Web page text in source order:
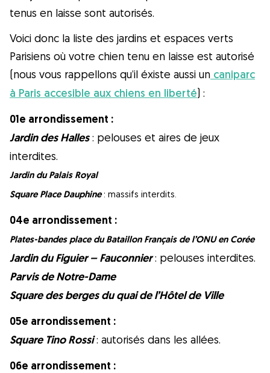
les réservations sont assorties d'une
couverture vétérinaire et d'une annulation
gratuite.
Découvrez Gudog
tenus en laisse sont autorisés.
Voici donc la liste des jardins et espaces verts
Parisiens où votre chien tenu en laisse est autorisé
(nous vous rappellons qu’il éxiste aussi un caniparc
à Paris accesible aux chiens en liberté) :
01e arrondissement :
Jardin des Halles: pelouses et aires de jeux
interdites.
Jardin du Palais Royal
Square Place Dauphine: massifs interdits.
04e arrondissement :
Plates-bandes place du Bataillon Français de l’ONU en Corée
Jardin du Figuier – Fauconnier : pelouses interdites.
Parvis de Notre-Dame
Square des berges du quai de l’Hôtel de Ville
05e arrondissement :
Square Tino Rossi: autorisés dans les allées.
06e arrondissement :